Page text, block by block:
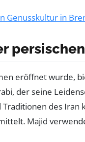
Genusskultur in
eröffnet wurde,
der seine
des
Majid